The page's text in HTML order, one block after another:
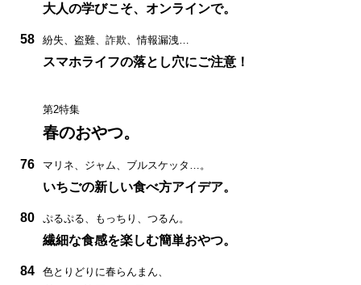
大人の学びこそ、オンラインで。
58 紛失、盗難、詐欺、情報漏洩…
スマホライフの落とし穴にご注意！
第2特集
春のおやつ。
76 マリネ、ジャム、ブルスケッタ…。
いちごの新しい食べ方アイデア。
80 ぷるぷる、もっちり、つるん。
繊細な食感を楽しむ簡単おやつ。
84 色とりどりに春らんまん、